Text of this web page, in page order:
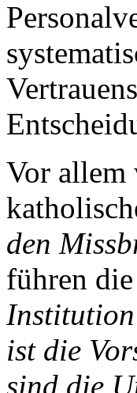
Vor allem
den
führen
ist die
sind die